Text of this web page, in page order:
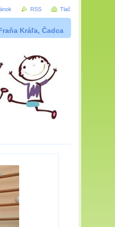
Kráľa, Čadca
RSS Tlač